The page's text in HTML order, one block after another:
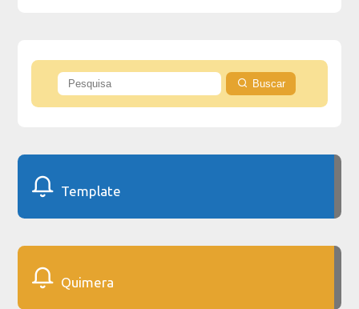
Buscar
Template
Quimera